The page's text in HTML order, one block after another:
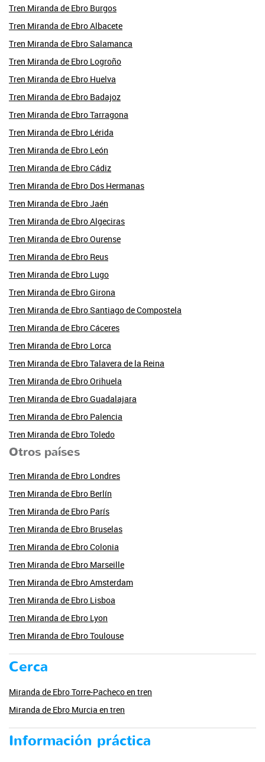
Tren Miranda de Ebro Burgos
Tren Miranda de Ebro Albacete
Tren Miranda de Ebro Salamanca
Tren Miranda de Ebro Logroño
Tren Miranda de Ebro Huelva
Tren Miranda de Ebro Badajoz
Tren Miranda de Ebro Tarragona
Tren Miranda de Ebro Lérida
Tren Miranda de Ebro León
Tren Miranda de Ebro Cádiz
Tren Miranda de Ebro Dos Hermanas
Tren Miranda de Ebro Jaén
Tren Miranda de Ebro Algeciras
Tren Miranda de Ebro Ourense
Tren Miranda de Ebro Reus
Tren Miranda de Ebro Lugo
Tren Miranda de Ebro Girona
Tren Miranda de Ebro Santiago de Compostela
Tren Miranda de Ebro Cáceres
Tren Miranda de Ebro Lorca
Tren Miranda de Ebro Talavera de la Reina
Tren Miranda de Ebro Orihuela
Tren Miranda de Ebro Guadalajara
Tren Miranda de Ebro Palencia
Tren Miranda de Ebro Toledo
Otros países
Tren Miranda de Ebro Londres
Tren Miranda de Ebro Berlín
Tren Miranda de Ebro París
Tren Miranda de Ebro Bruselas
Tren Miranda de Ebro Colonia
Tren Miranda de Ebro Marseille
Tren Miranda de Ebro Amsterdam
Tren Miranda de Ebro Lisboa
Tren Miranda de Ebro Lyon
Tren Miranda de Ebro Toulouse
Cerca
Miranda de Ebro Torre-Pacheco en tren
Miranda de Ebro Murcia en tren
Información práctica